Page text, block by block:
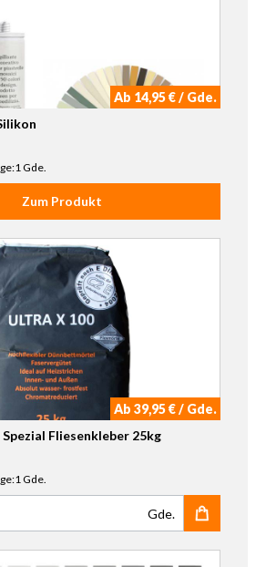
Ab 14,95 € / Gde.
Gde.
Zum Produkt
Ab 39,95 € / Gde.
Fliesenkleber 25kg
Gde.
X 100 Flex Spezial Fliesenkleber 25kg
Gde.